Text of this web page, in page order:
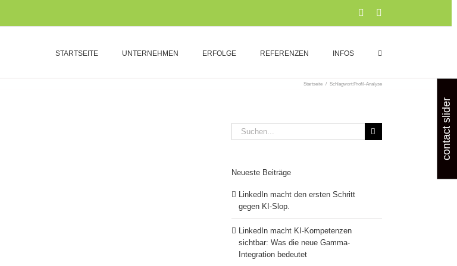
Xing
STARTSEITE UNTERNEHMEN ERFOLGE REFERENZEN INFOS
Startseite / Schlagwort:Profil-Analyse
Suche
nach:
Neueste Beiträge
LinkedIn macht den ersten Schritt
gegen KI-Slop.
LinkedIn macht KI-Kompetenzen
sichtbar: Was die neue Gamma-
Integration bedeutet
contact slider